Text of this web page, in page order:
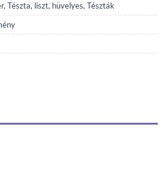
,Tészta, liszt, hüvelyes,Tészták